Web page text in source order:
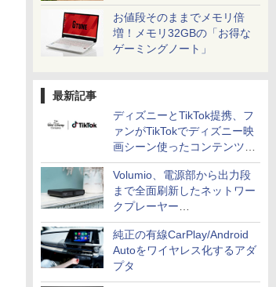
お値段そのままでメモリ倍
増！メモリ32GBの「お得な
ゲーミングノート」
最新記事
ディズニーとTikTok提携、フ
ァンがTikTokでディズニー映
画シーン使ったコンテンツ制
作、Disney+にも配信
Volumio、電源部から出力段
まで全面刷新したネットワー
クプレーヤー
「Primo（2026）」
純正の有線CarPlay/Android
Autoをワイヤレス化するアダ
プタ